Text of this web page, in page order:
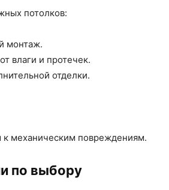
потолков:
монтаж.
влаги и протечек.
отделки.
механическим повреждениям.
по выбору